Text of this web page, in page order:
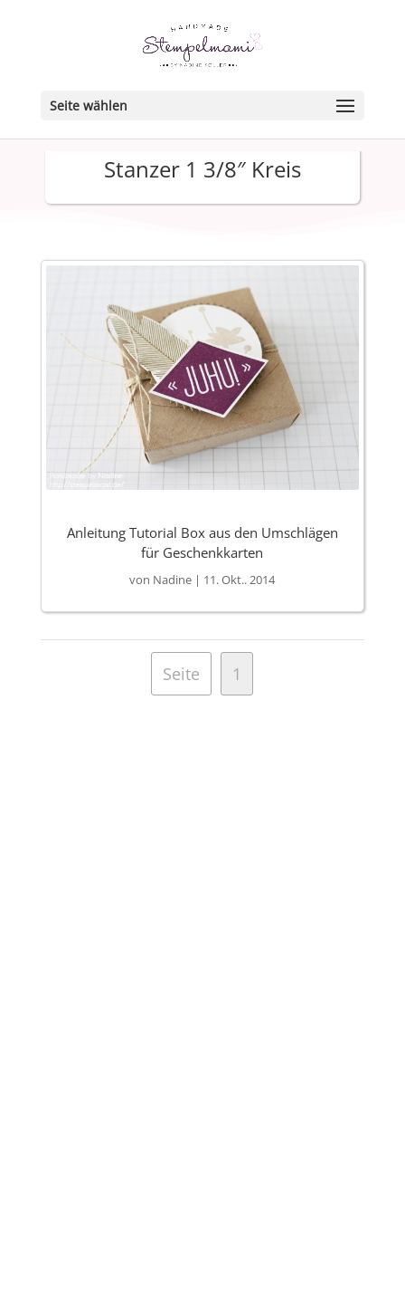
Seite wählen
Stanzer 1 3/8″ Kreis
Anleitung Tutorial Box aus den Umschlägen
für Geschenkkarten
von Nadine | 11. Okt.. 2014
Seite 1